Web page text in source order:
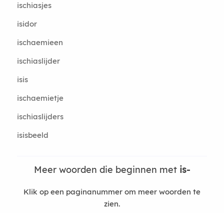
ischiasjes
isidor
ischaemieen
ischiaslijder
isis
ischaemietje
ischiaslijders
isisbeeld
Meer woorden die beginnen met is-
Klik op een paginanummer om meer woorden te
zien.